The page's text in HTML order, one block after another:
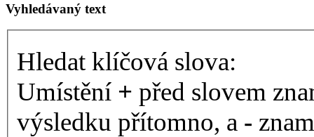
Vyhledávaný text
Hledat klíčová slova:
Umístění + před slovem
výsledku přítomno, a -